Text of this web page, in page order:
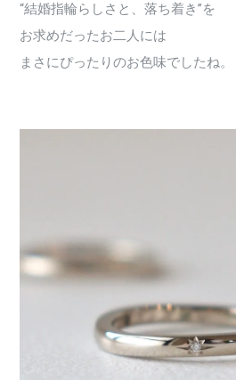
“結婚指輪らしさと、落ち着き”を
お求めだったお二人には
まさにぴったりのお色味でしたね。